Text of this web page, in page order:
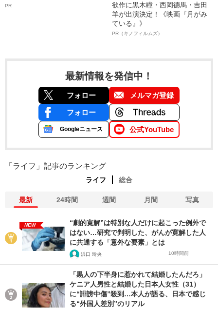
PR
欲作に黒木瞳・西岡德馬・吉田
羊が出演決定！《映画『月がみ
ている』》
PR（キノフィルムズ）
最新情報を発信中！
フォロー メルマガ登録
フォロー
Googleニュース 公式YouTube
「ライフ」記事のランキング
ライフ 総合
最新 24時間 週間 月間 写真
NEW
“劇的寛解”は特別な人だけに起こった例外で
はない…研究で判明した、がんが寛解した人
に共通する「意外な要素」とは
浜口 玲央 10時間前
「黒人の下半身に惹かれて結婚したんだろ」
ケニア人男性と結婚した日本人女性（31）
に“誹謗中傷”殺到…本人が語る、日本で感じ
る“外国人差別”のリアル